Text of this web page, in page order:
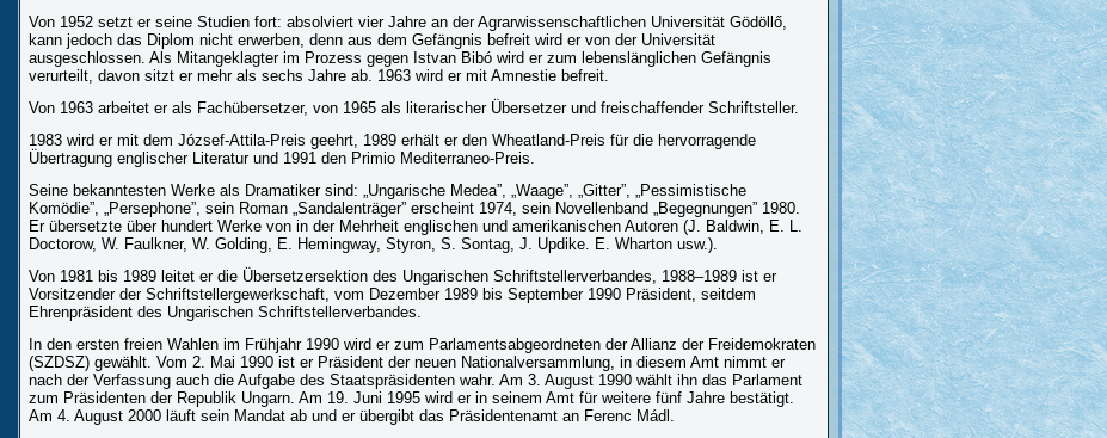
Von 1952 setzt er seine Studien fort: absolviert vier Jahre an der Agrarwissenschaftlichen Universität Gödöllő,
kann jedoch das Diplom nicht erwerben, denn aus dem Gefängnis befreit wird er von der Universität
ausgeschlossen. Als Mitangeklagter im Prozess gegen Istvan Bibó wird er zum lebenslänglichen Gefängnis
verurteilt, davon sitzt er mehr als sechs Jahre ab. 1963 wird er mit Amnestie befreit.
Von 1963 arbeitet er als Fachübersetzer, von 1965 als literarischer Übersetzer und freischaffender Schriftsteller.
1983 wird er mit dem József-Attila-Preis geehrt, 1989 erhält er den Wheatland-Preis für die hervorragende
Übertragung englischer Literatur und 1991 den Primio Mediterraneo-Preis.
Seine bekanntesten Werke als Dramatiker sind: „Ungarische Medea”, „Waage”, „Gitter”, „Pessimistische
Komödie”, „Persephone”, sein Roman „Sandalenträger” erscheint 1974, sein Novellenband „Begegnungen” 1980.
Er übersetzte über hundert Werke von in der Mehrheit englischen und amerikanischen Autoren (J. Baldwin, E. L.
Doctorow, W. Faulkner, W. Golding, E. Hemingway, Styron, S. Sontag, J. Updike. E. Wharton usw.).
Von 1981 bis 1989 leitet er die Übersetzersektion des Ungarischen Schriftstellerverbandes, 1988–1989 ist er
Vorsitzender der Schriftstellergewerkschaft, vom Dezember 1989 bis September 1990 Präsident, seitdem
Ehrenpräsident des Ungarischen Schriftstellerverbandes.
In den ersten freien Wahlen im Frühjahr 1990 wird er zum Parlamentsabgeordneten der Allianz der Freidemokraten
(SZDSZ) gewählt. Vom 2. Mai 1990 ist er Präsident der neuen Nationalversammlung, in diesem Amt nimmt er
nach der Verfassung auch die Aufgabe des Staatspräsidenten wahr. Am 3. August 1990 wählt ihn das Parlament
zum Präsidenten der Republik Ungarn. Am 19. Juni 1995 wird er in seinem Amt für weitere fünf Jahre bestätigt.
Am 4. August 2000 läuft sein Mandat ab und er übergibt das Präsidentenamt an Ferenc Mádl.